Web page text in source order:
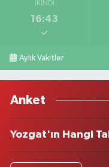
İKINDI
16:43
Aylık Vakitler
Anket
Yozgat'ın Hangi